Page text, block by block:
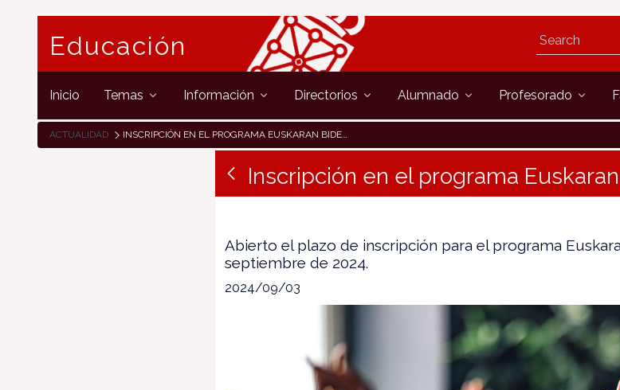
Educación
Inicio Temas Información Directorios Alumnado Profesorado
ACTUALIDAD INSCRIPCIÓN EN EL PROGRAMA EUSKARAN BIDELAGUN
Inscripción en el programa
Abierto el plazo de inscripción para el programa
septiembre de 2024.
2024/09/03